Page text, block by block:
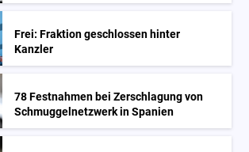
Frei: Fraktion geschlossen hinter
Kanzler
78 Festnahmen bei Zerschlagung von
Schmuggelnetzwerk in Spanien